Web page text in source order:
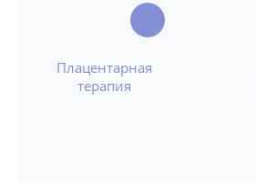
Плацентарная
терапия